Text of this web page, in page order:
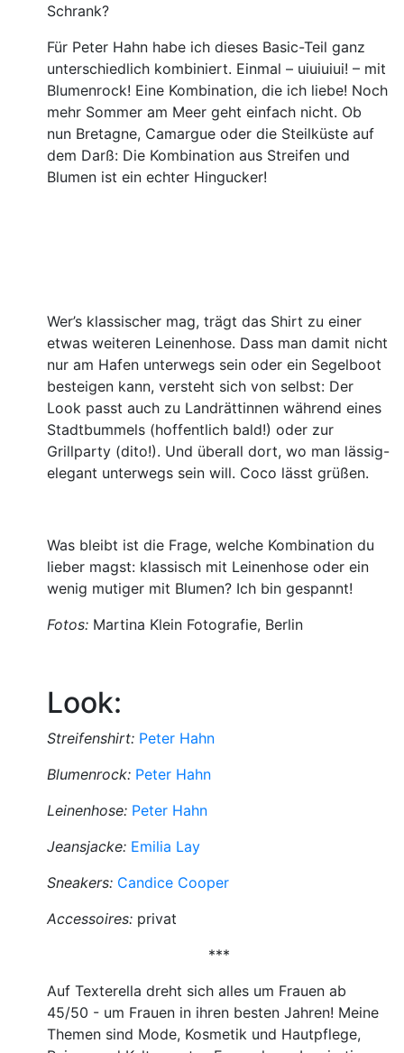
Schrank?
Für Peter Hahn habe ich dieses Basic-Teil ganz
unterschiedlich kombiniert. Einmal – uiuiuiui! – mit
Blumenrock! Eine Kombination, die ich liebe! Noch
mehr Sommer am Meer geht einfach nicht. Ob
nun Bretagne, Camargue oder die Steilküste auf
dem Darß: Die Kombination aus Streifen und
Blumen ist ein echter Hingucker!
Wer’s klassischer mag, trägt das Shirt zu einer
etwas weiteren Leinenhose. Dass man damit nicht
nur am Hafen unterwegs sein oder ein Segelboot
besteigen kann, versteht sich von selbst: Der
Look passt auch zu Landrättinnen während eines
Stadtbummels (hoffentlich bald!) oder zur
Grillparty (dito!). Und überall dort, wo man lässig-
elegant unterwegs sein will. Coco lässt grüßen.
Was bleibt ist die Frage, welche Kombination du
lieber magst: klassisch mit Leinenhose oder ein
wenig mutiger mit Blumen? Ich bin gespannt!
Fotos: Martina Klein Fotografie, Berlin
Look:
Streifenshirt: Peter Hahn
Blumenrock: Peter Hahn
Leinenhose: Peter Hahn
Jeansjacke: Emilia Lay
Sneakers: Candice Cooper
Accessoires: privat
***
Auf Texterella dreht sich alles um Frauen ab
45/50 - um Frauen in ihren besten Jahren! Meine
Themen sind Mode, Kosmetik und Hautpflege,